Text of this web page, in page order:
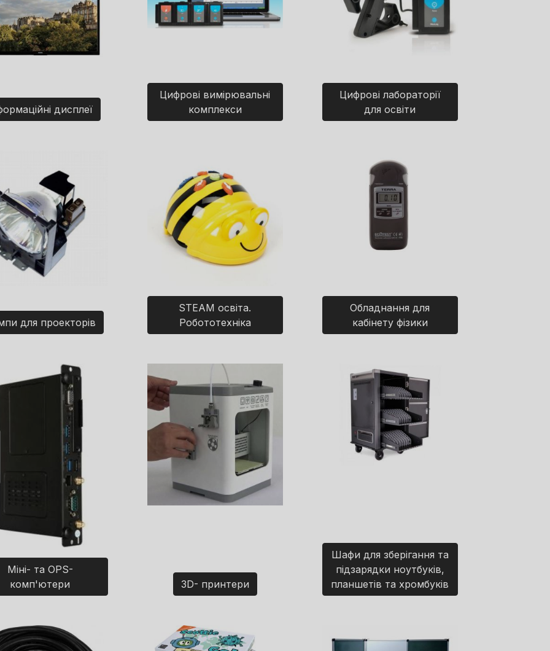
дисплеї
Цифрові вимірювальні
комплекси
Цифрові лабораторії
для освіти
для проекторів
STEAM освіта.
Робототехніка
Обладнання для
кабінету фізики
Міні- та OPS-
комп'ютери
3D- принтери
Шафи для зберігання та
підзарядки ноутбуків,
планшетів та хромбуків